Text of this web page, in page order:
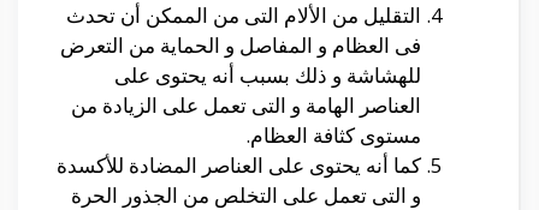
التقليل من الألام التى من الممكن أن تحدث
فى العظام و المفاصل و الحماية من التعرض
للهشاشة و ذلك بسبب أنه يحتوى على
العناصر الهامة و التى تعمل على الزيادة من
مستوى كثافة العظام.
كما أنه يحتوى على العناصر المضادة للأكسدة
و التى تعمل على التخلص من الجذور الحرة